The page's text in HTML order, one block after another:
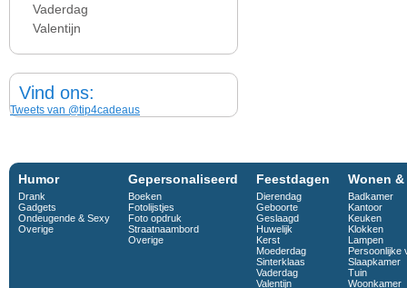
Vaderdag
Valentijn
Vind ons:
Tweets van @tip4cadeaus
Humor
Drank
Gadgets
Ondeugende & Sexy
Overige
Gepersonaliseerd
Boeken
Fotolijstjes
Foto opdruk
Straatnaambord
Overige
Feestdagen
Dierendag
Geboorte
Geslaagd
Huwelijk
Kerst
Moederdag
Sinterklaas
Vaderdag
Valentijn
Wonen
Badkamer
Kantoor
Keuken
Klokken
Lampen
Persoonlijke
Slaapkamer
Tuin
Woonkamer